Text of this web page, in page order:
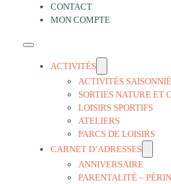
CONTACT
MON COMPTE
ACTIVITÉS
ACTIVITÉS
SORTIES NATURE ET
LOISIRS SPORTIFS
ATELIERS
PARCS DE LOISIRS
CARNET D’ADRESSES
ANNIVERSAIRE
PARENTALITÉ –